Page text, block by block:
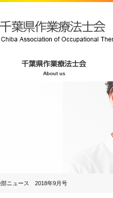
部ニュース 2018年9月号